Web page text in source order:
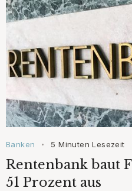
Banken • 5 Minuten Lesezeit
Rentenbank baut
51 Prozent aus